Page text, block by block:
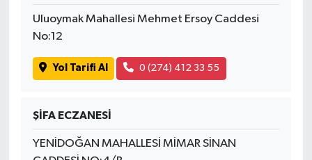
Uluoymak Mahallesi Mehmet Ersoy Caddesi
No:12
Yol Tarifi Al 0 (274) 412 33 55
ŞİFA ECZANESİ
YENİDOĞAN MAHALLESİ MİMAR SİNAN